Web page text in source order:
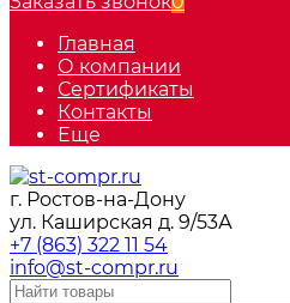
Главная
О компании
Сертификаты
Контакты
Еще
г. Ростов-на-Дону
ул. Каширская д. 9/53А
+7 (863) 322 11 54
info@st-compr.ru